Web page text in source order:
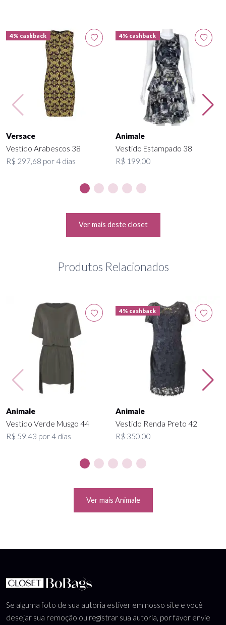
4% cashback
Versace
Vestido Arabescos 38
R$ 297,68 por 4 dias
4% cashback
Animale
Vestido Estampado 38
R$ 199,00
Ver mais deste closet
Produtos Relacionados
Animale
Vestido Verde Musgo 44
R$ 59,43 por 4 dias
4% cashback
Animale
Vestido Renda Preto 42
R$ 350,00
Ver mais Animale
Se alguma foto de sua autoria estiver em nosso site e você
desejar sua remoção ou registrar sua autoria, por favor envie